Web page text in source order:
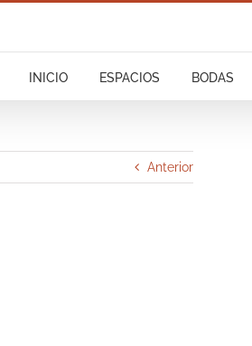
INICIO ESPACIOS BODAS
Anterior